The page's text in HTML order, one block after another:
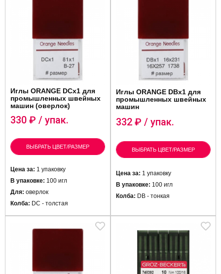
Иглы ORANGE DCx1 для
промышленных швейных
машин (оверлок)
330 ₽ / упак.
ВЫБРАТЬ ЦВЕТ/РАЗМЕР
Цена за: 1 упаковку
В упаковке: 100 игл
Для: оверлок
Колба: DC - толстая
Иглы ORANGE DBx1 для
промышленных швейных
машин
332 ₽ / упак.
ВЫБРАТЬ ЦВЕТ/РАЗМЕР
Цена за: 1 упаковку
В упаковке: 100 игл
Колба: DB - тонкая